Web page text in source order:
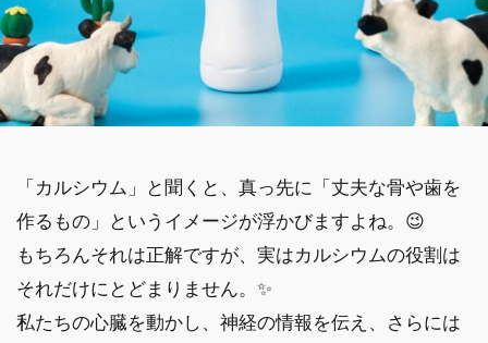
「カルシウム」と聞くと、真っ先に「丈夫な骨や歯を
作るもの」というイメージが浮かびますよね。😉
もちろんそれは正解ですが、実はカルシウムの役割は
それだけにとどまりません。✨
私たちの心臓を動かし、神経の情報を伝え、さらには